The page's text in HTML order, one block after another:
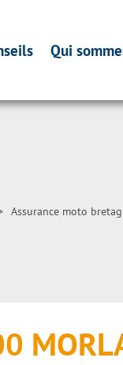
Qui
Assurance moto